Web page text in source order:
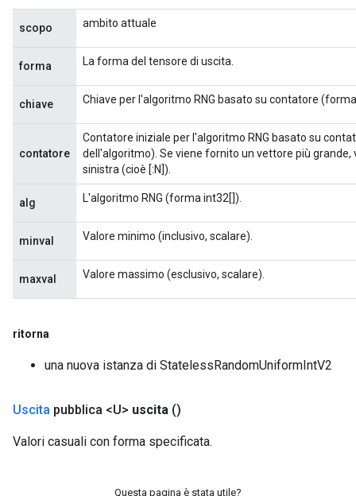
scopo ambito attuale
forma La forma del tensore di uscita.
chiave Chiave per l'algoritmo RNG basato su contatore
contatore
Contatore iniziale per l'algoritmo RNG basato su
dell'algoritmo). Se viene fornito un vettore più
sinistra (cioè [:N]).
alg L'algoritmo RNG (forma int32[]).
minval Valore minimo (inclusivo, scalare).
maxval Valore massimo (esclusivo, scalare).
ritorna
una nuova istanza di StatelessRandomUniformIntV2
Uscita pubblica <U> uscita ()
Valori casuali con forma specificata.
Questa pagina è stata utile?